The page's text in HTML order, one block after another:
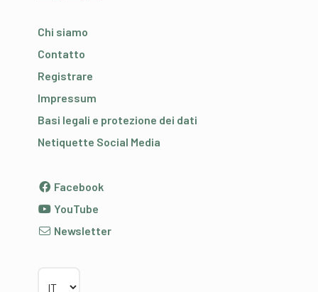
Chi siamo
Contatto
Registrare
Impressum
Basi legali e protezione dei dati
Netiquette Social Media
Facebook
YouTube
Newsletter